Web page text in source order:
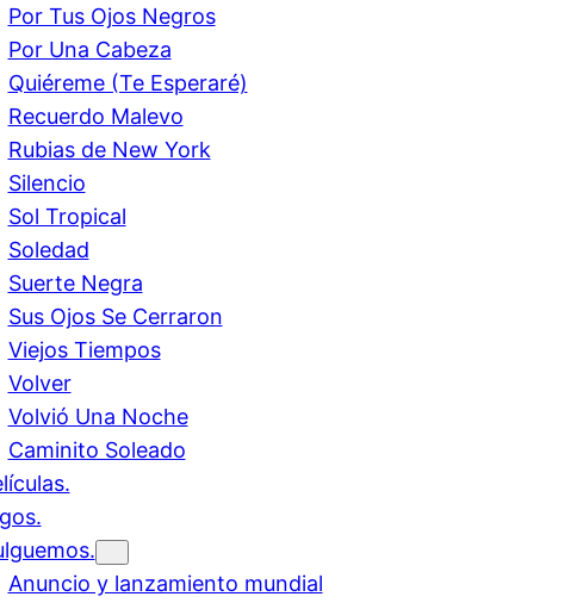
Por Tus Ojos Negros
Por Una Cabeza
Quiéreme (Te Esperaré)
Recuerdo Malevo
Rubias de New York
Silencio
Sol Tropical
Soledad
Suerte Negra
Sus Ojos Se Cerraron
Viejos Tiempos
Volver
Volvió Una Noche
Caminito Soleado
Anuncio y lanzamiento mundial